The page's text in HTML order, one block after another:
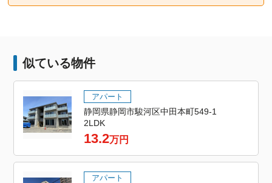
似ている物件
アパート
静岡県静岡市駿河区中田本町549-1
2LDK
13.2万円
アパート